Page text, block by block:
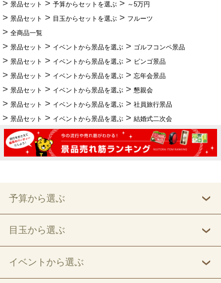
景品セット
予算からセットを選ぶ
～5万円
景品セット
目玉からセットを選ぶ
フルーツ
全商品一覧
景品セット
イベントから景品を選ぶ
ゴルフコンペ景品
景品セット
イベントから景品を選ぶ
ビンゴ景品
景品セット
イベントから景品を選ぶ
忘年会景品
景品セット
イベントから景品を選ぶ
懇親会
景品セット
イベントから景品を選ぶ
社員旅行景品
景品セット
イベントから景品を選ぶ 結婚式二次会
予算から選ぶ
目玉から選ぶ
イベントから選ぶ